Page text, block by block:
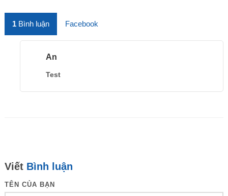
1Bình luận Facebook
An
Test
Viết Bình luận
TÊN CỦA BẠN